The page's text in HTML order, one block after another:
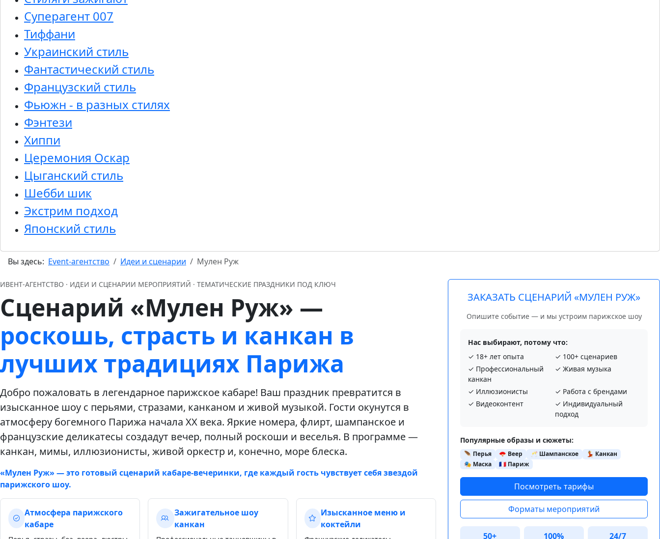
Суперагент 007
Тиффани
Украинский стиль
Фантастический стиль
Французский стиль
Фьюжн - в разных стилях
Фэнтези
Хиппи
Церемония Оскар
Цыганский стиль
Шебби шик
Экстрим подход
Японский стиль
Вы здесь: Event-агентство Идеи и сценарии Мулен Руж
ИВЕНТ‑АГЕНТСТВО · ИДЕИ И СЦЕНАРИИ МЕРОПРИЯТИЙ · ТЕМАТИЧЕСКИЕ ПРАЗДНИКИ ПОД КЛЮЧ
Сценарий «Мулен Руж» —
роскошь, страсть и канкан в
лучших традициях Парижа
Добро пожаловать в легендарное парижское кабаре! Ваш праздник превратится в
изысканное шоу с перьями, стразами, канканом и живой музыкой. Гости окунутся в
атмосферу богемного Парижа начала XX века. Яркие номера, флирт, шампанское и
французские деликатесы создадут вечер, полный роскоши и веселья. В программе —
канкан, мимы, иллюзионисты, живой оркестр и, конечно, море блеска.
«Мулен Руж» — это готовый сценарий кабаре-вечеринки, где каждый гость чувствует себя звездой
парижского шоу.
Атмосфера парижского
кабаре
Зажигательное шоу
канкан
Изысканное меню и
коктейли
ЗАКАЗАТЬ СЦЕНАРИЙ «МУЛЕН РУЖ»
Опишите событие — и мы устроим парижское шоу
Нас выбирают, потому что:
✓ 18+ лет опыта
✓ 100+ сценариев
✓ Профессиональный
канкан
✓ Живая музыка
✓ Иллюзионисты
✓ Работа с брендами
✓ Видеоконтент
✓ Индивидуальный
подход
Популярные образы и сюжеты:
🪶 Перья 🪭 Веер 🥂 Шампанское
💃 Канкан
🎭 Маска
🇫🇷 Париж
Посмотреть тарифы
Форматы мероприятий
50+ 100% 24/7